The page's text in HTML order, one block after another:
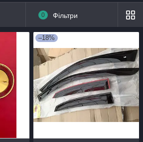
0 Фільтри
–18%